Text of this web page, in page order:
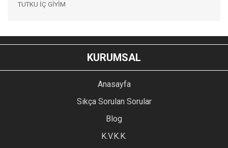
TUTKU İÇ GİYİM
YORUM YAZ
Bu ürünün fiyat bilgisi, resim, ürün açıklamalarında ve diğer
konularda yetersiz gördüğünüz noktaları öneri formunu
kullanarak tarafımıza iletebilirsiniz.
Ürün resmi kalitesiz, bozuk veya görüntülenemiyor.
Ürün açıklamasında eksik bilgiler bulunuyor.
Ürün bilgilerinde hatalar bulunuyor.
Ürün fiyatı diğer sitelerden daha pahalı.
KURUMSAL
Anasayfa
Sıkça Sorulan Sorular
Blog
K.V.K.K.